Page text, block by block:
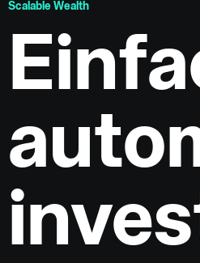
Scalable Wealth